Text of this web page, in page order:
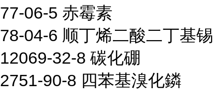
77-06-5 赤霉素
78-04-6 顺丁烯二酸二丁基锡
12069-32-8 碳化硼
2751-90-8 四苯基溴化鏻